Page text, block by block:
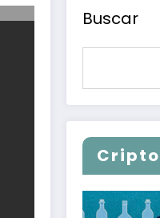
Buscar
Cripto